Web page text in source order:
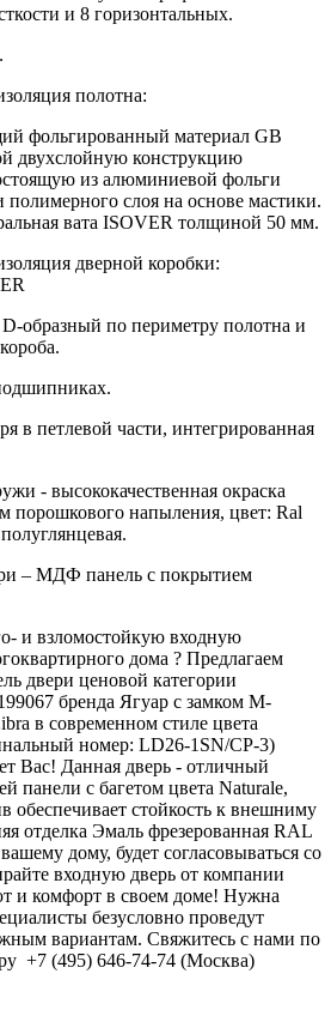
и 8 горизонтальных.
полотна:
фольгированный материал GB
двухслойную конструкцию
из алюминиевой фольги
слоя на основе мастики.
вата ISOVER толщиной 50 мм.
дверной коробки:
D-образный по периметру полотна и
в петлевой части, интегрированная
- высококачественная окраска
порошкового напыления, цвет: Ral
– МДФ панель с покрытием
и взломостойкую входную
дома ? Предлагаем
двери ценовой категории
бренда Ягуар с замком M-
в современном стиле цвета
номер: LD26-1SN/CP-3)
Вас! Данная дверь - отличный
панели с багетом цвета Naturale,
обеспечивает стойкость к внешниму
отделка Эмаль фрезерованная RAL
дому, будет согласовываться со
входную дверь от компании
и комфорт в своем доме! Нужна
безусловно проведут
вариантам. Свяжитесь с нами по
+7 (495) 646-74-74 (Москва)